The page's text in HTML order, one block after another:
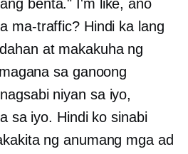
benta." I'm like, ano
ma-traffic? Hindi ka lang
at makakuha ng
sa ganoong
niyan sa iyo,
sa iyo. Hindi ko sinabi
ng anumang mga ad